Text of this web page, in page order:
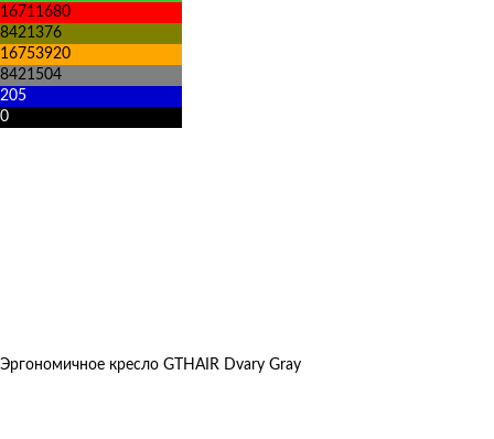
16711680
8421376
16753920
8421504
205
0
Эргономичное кресло GTHAIR Dvary Gray